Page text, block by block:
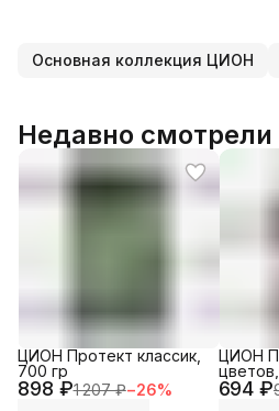
Основная коллекция ЦИОН
Недавно смотрели
898 ₽1 207 ₽−26%
ЦИОН Протект классик,
700 гр
694 ₽
ЦИОН